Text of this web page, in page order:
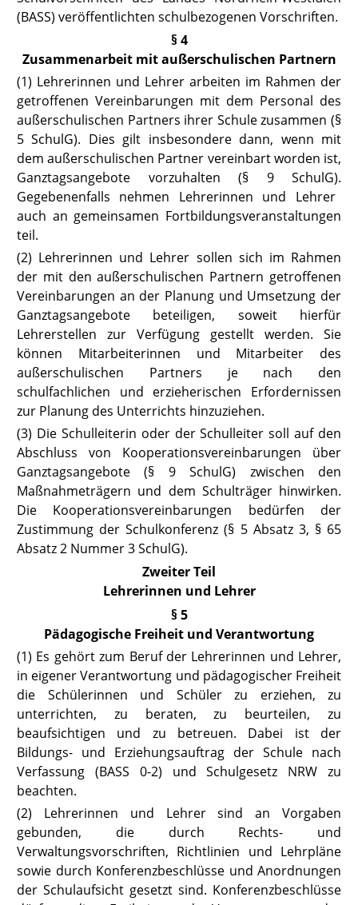
(BASS) veröffentlichten schulbezogenen Vorschriften.
§ 4
Zusammenarbeit mit außerschulischen Partnern
(1) Lehrerinnen und Lehrer arbeiten im Rahmen der
getroffenen Vereinbarungen mit dem Personal des
außerschulischen Partners ihrer Schule zusammen (§
5 SchulG). Dies gilt insbesondere dann, wenn mit
dem außerschulischen Partner vereinbart worden ist,
Ganztagsangebote vorzuhalten(§ 9 SchulG).
Gegebenenfalls nehmen Lehrerinnen und Lehrer
auch an gemeinsamen Fortbildungsveranstaltungen
teil.
(2) Lehrerinnen und Lehrer sollen sich im Rahmen
der mit den außerschulischen Partnern getroffenen
Vereinbarungen an der Planung und Umsetzung der
Ganztagsangebote beteiligen, soweit hierfür
Lehrerstellen zur Verfügung gestellt werden. Sie
können Mitarbeiterinnen und Mitarbeiter des
außerschulischen Partners je nach den
schulfachlichen und erzieherischen Erfordernissen
zur Planung des Unterrichts hinzuziehen.
(3) Die Schulleiterin oder der Schulleiter soll auf den
Abschluss von Kooperationsvereinbarungen über
Ganztagsangebote(§ 9 SchulG) zwischen den
Maßnahmeträgern und dem Schulträger hinwirken.
Die Kooperationsvereinbarungen bedürfen der
Zustimmung der Schulkonferenz (§ 5 Absatz 3, § 65
Absatz 2 Nummer 3 SchulG).
Zweiter Teil
Lehrerinnen und Lehrer
§ 5
Pädagogische Freiheit und Verantwortung
(1) Es gehört zum Beruf der Lehrerinnen und Lehrer,
in eigener Verantwortung und pädagogischer Freiheit
die Schülerinnen und Schüler zu erziehen, zu
unterrichten, zu beraten, zu beurteilen, zu
beaufsichtigen und zu betreuen. Dabei ist der
Bildungs- und Erziehungsauftrag der Schule nach
Verfassung (BASS 0-2) undSchulgesetz NRW zu
beachten.
(2) Lehrerinnen und Lehrer sind an Vorgaben
gebunden, die durch Rechts- und
Verwaltungsvorschriften, Richtlinien und Lehrpläne
sowie durch Konferenzbeschlüsse und Anordnungen
der Schulaufsicht gesetzt sind. Konferenzbeschlüsse